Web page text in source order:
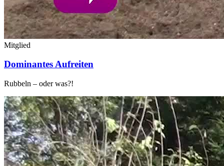
Mitglied
Dominantes Aufreiten
Rubbeln – oder was?!